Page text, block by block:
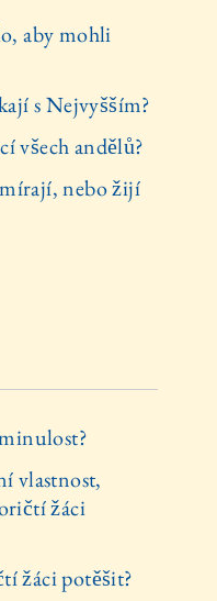
aby mohli
s Nejvyšším?
všech andělů?
nebo žijí
vlastnost,
žáci
žáci potěšit?